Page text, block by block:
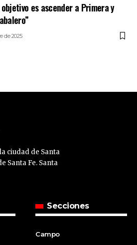
es ascender a Primera y
de 2025
ciudad de Santa
Santa Fe. Santa
Secciones
Campo